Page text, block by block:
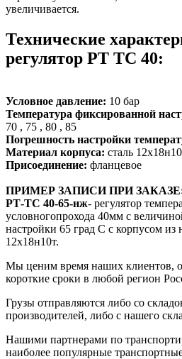
увеличивается.
Технические
регулятор РТ ТС 40:
Условное давление: 10 бар
Температура фиксированной
70 , 75 , 80 , 85
Погрешность настройки
Материал корпуса: сталь
Присоединение: фланцевое
ПРИМЕР ЗАПИСИ ПРИ
РТ-ТС 40-65-нж- регулятор
условногопрохода 40мм с
настройки 65 град С с корпусом
12х18н10т.
Мы ценим время наших клиентов,
короткие сроки в любой регион
Грузы отправляются либо со
производителей, либо с нашего
Нашими партнерами по
наиболее популярные